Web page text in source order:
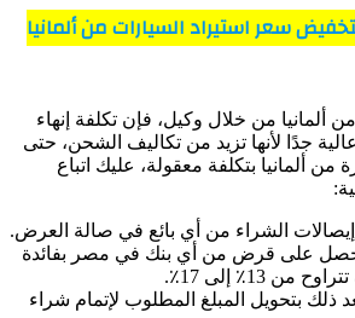
سعر استيراد السيارات من ألمانيا
ألمانيا من خلال وكيل، فإن تكلفة إنهاء
جدًا لأنها تزيد من تكاليف الشحن، حتى
ألمانيا بتكلفة معقولة، عليك اتباع
الشراء من أي بائع في صالة العرض.
على قرض من أي بنك في مصر بفائدة
من 13٪ إلى 17٪.
ذلك بتحويل المبلغ المطلوب لإتمام شراء